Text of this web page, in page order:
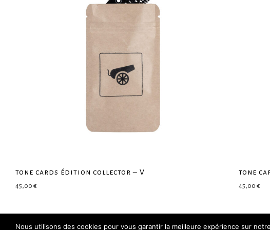
tone cards édition collector – V
45,00 €
tone
45,00 €
Nous utilisons des cookies pour vous garantir la meilleure expérience sur